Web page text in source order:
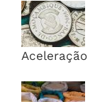
Aceleração